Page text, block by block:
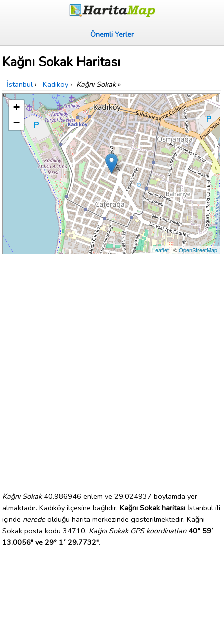
Önemli Yerler
Kağnı Sokak Haritası
İstanbul › Kadıköy › Kağnı Sokak»
+
−
Leaflet| ©OpenStreetMap
Kağnı Sokak40.986946 enlem ve 29.024937 boylamda yer
almaktadır. Kadıköy ilçesine bağlıdır. Kağnı Sokak haritası İstanbul ili
içinde nerede olduğu harita merkezinde gösterilmektedir. Kağnı
Sokak posta kodu 34710. Kağnı Sokak GPS koordinatları 40° 59´
13.0056" ve 29° 1´ 29.7732".